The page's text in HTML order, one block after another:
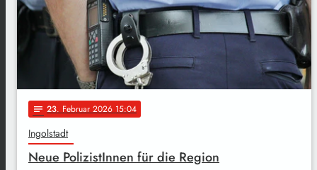
notes 23. Februar 2026 15:04
Ingolstadt
Neue PolizistInnen für die Region